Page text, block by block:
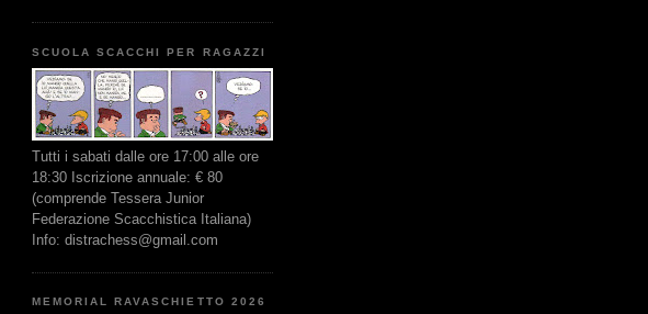
SCUOLA SCACCHI PER RAGAZZI
Tutti i sabati dalle ore 17:00 alle ore
18:30 Iscrizione annuale: € 80
(comprende Tessera Junior
Federazione Scacchistica Italiana)
Info: distrachess@gmail.com
MEMORIAL RAVASCHIETTO 2026